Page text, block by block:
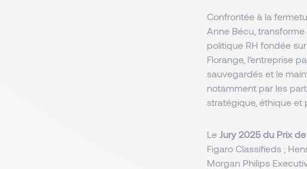
Confrontée à la
Anne Bécu,
politique RH fondée
Florange, l’entreprise
sauvegardés et le
notamment par les
stratégique, éthique
Le Jury 2025 du Prix
Figaro Classifieds ;
Morgan Philips